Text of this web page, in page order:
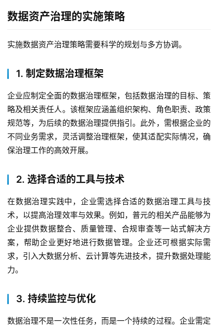
最
活
动
产
品
解
决
案
生
数据资产治理的实施策略
实施数据资产治理策略需要科学的规划与多方协调。
1. 制定数据治理框架
企业应制定全面的数据治理框架，包括数据治理的目标、策
略及相关责任人。该框架应涵盖组织架构、角色职责、政策
规范等，为后续的数据治理提供指引。此外，需根据企业的
不同业务需求，灵活调整治理框架，使其适配实际情况，确
保治理工作的高效开展。
2. 选择合适的工具与技术
在数据治理实践中，企业需选择合适的数据治理工具与技
术，以提高治理效率与效果。例如，普元的相关产品能够为
企业提供数据整合、质量管理、合规审查等一站式解决方
案，帮助企业更好地进行数据管理。企业还可根据实际需
求，引入大数据分析、云计算等先进技术，提升数据处理能
力。
3. 持续监控与优化
数据治理不是一次性任务，而是一个持续的过程。企业需定